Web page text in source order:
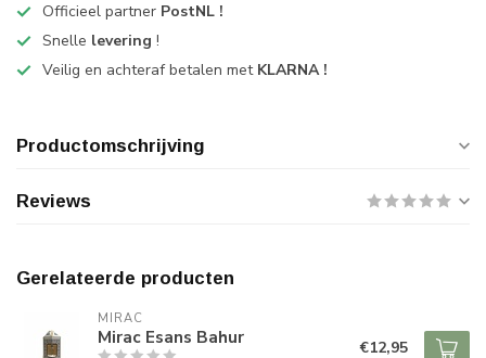
Officieel partner PostNL !
Snelle levering !
Veilig en achteraf betalen met KLARNA !
Productomschrijving
Reviews
Gerelateerde producten
MIRAC
Mirac Esans Bahur €12,95